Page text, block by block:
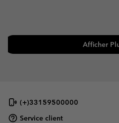
Afficher
(+)33159500000
Service client